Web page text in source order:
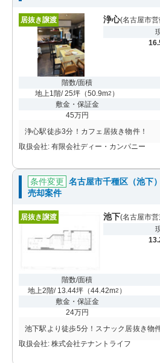
居抜き譲渡 浄心(名古屋市
階数/面積
地上1階/ 25坪 （50.9m2 ）
敷金・保証金
45万円
浄心駅徒歩3分！カフェ居抜き物件！
取扱会社: 有限会社ディー・カンパニー
条件変更 名古屋市千種区（池下
売却案件
居抜き譲渡 池下(名古屋市
階数/面積
地上2階/ 13.44坪 （44.42m2 ）
敷金・保証金
24万円
池下駅より徒歩5分！スナック居抜き物
取扱会社: 株式会社テナントライフ